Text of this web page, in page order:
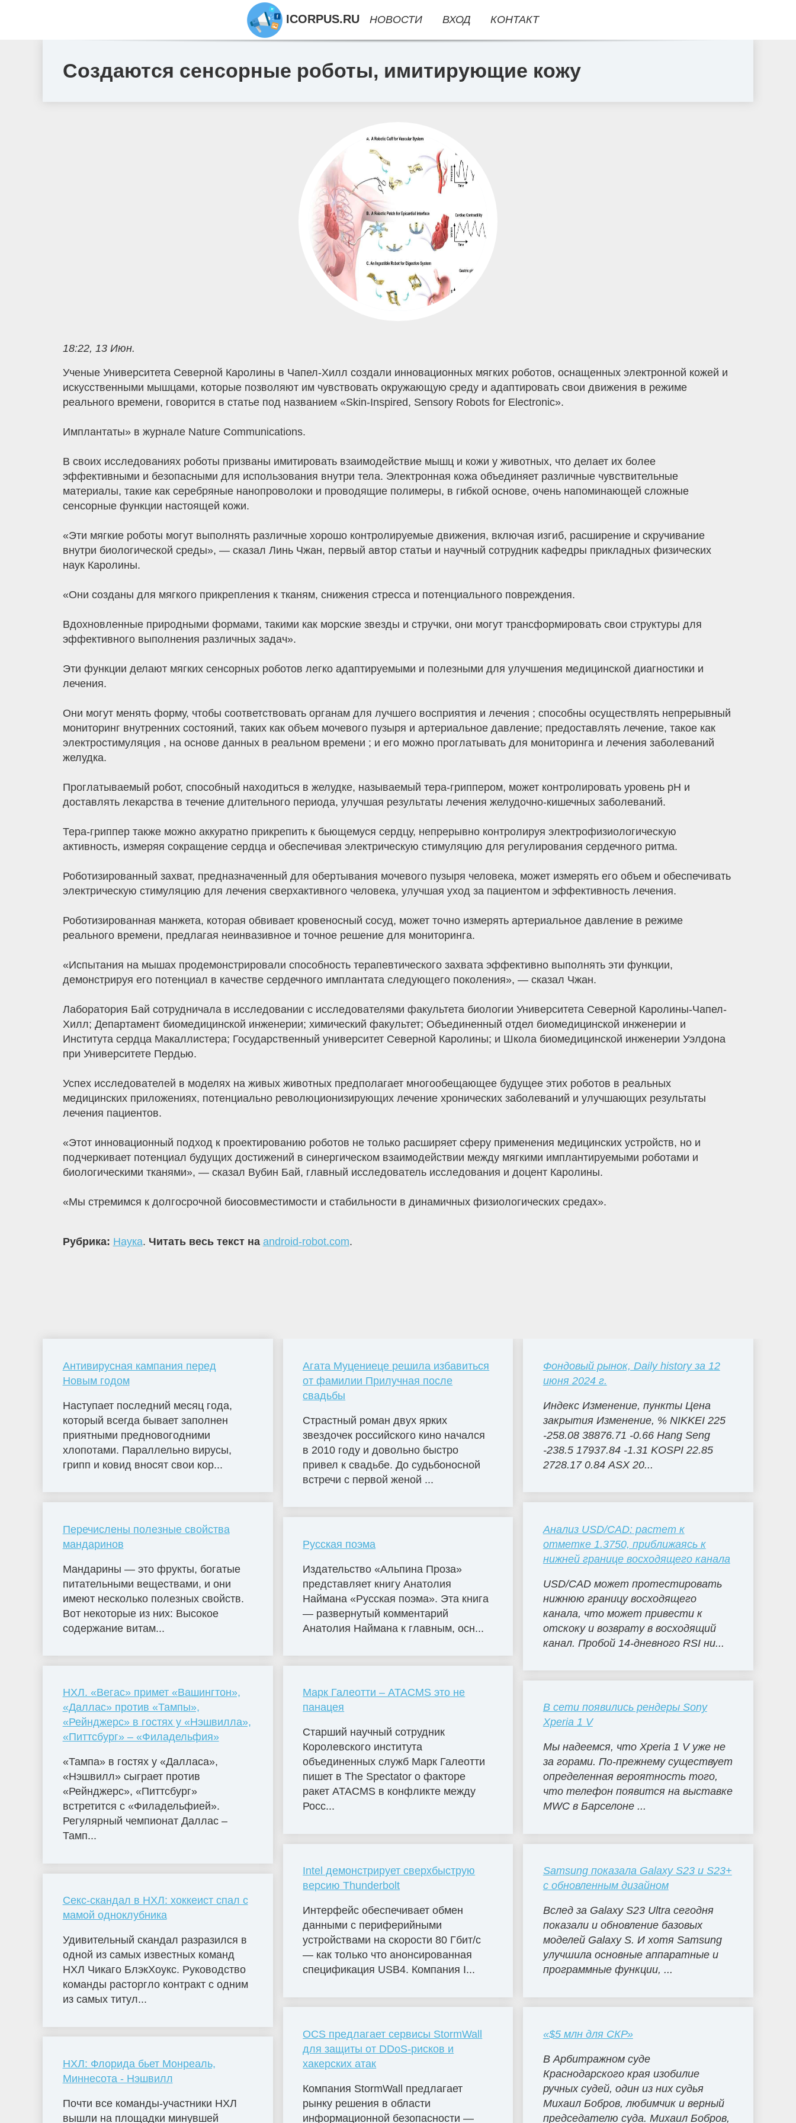
Создаются сенсорные роботы, имитирующие кожу
18:22, 13 Июн.
Ученые Университета Северной Каролины в Чапел-Хилл создали инновационных мягких роботов, оснащенных электронной кожей и
искусственными мышцами, которые позволяют им чувствовать окружающую среду и адаптировать свои движения в режиме
реального времени, говорится в статье под названием «Skin-Inspired, Sensory Robots for Electronic».
Имплантаты» в журнале Nature Communications.
В своих исследованиях роботы призваны имитировать взаимодействие мышц и кожи у животных, что делает их более
эффективными и безопасными для использования внутри тела. Электронная кожа объединяет различные чувствительные
материалы, такие как серебряные нанопроволоки и проводящие полимеры, в гибкой основе, очень напоминающей сложные
сенсорные функции настоящей кожи.
«Эти мягкие роботы могут выполнять различные хорошо контролируемые движения, включая изгиб, расширение и скручивание
внутри биологической среды», — сказал Линь Чжан, первый автор статьи и научный сотрудник кафедры прикладных физических
наук Каролины.
«Они созданы для мягкого прикрепления к тканям, снижения стресса и потенциального повреждения.
Вдохновленные природными формами, такими как морские звезды и стручки, они могут трансформировать свои структуры для
эффективного выполнения различных задач».
Эти функции делают мягких сенсорных роботов легко адаптируемыми и полезными для улучшения медицинской диагностики и
лечения.
Они могут менять форму, чтобы соответствовать органам для лучшего восприятия и лечения ; способны осуществлять непрерывный
мониторинг внутренних состояний, таких как объем мочевого пузыря и артериальное давление; предоставлять лечение, такое как
электростимуляция , на основе данных в реальном времени ; и его можно проглатывать для мониторинга и лечения заболеваний
желудка.
Проглатываемый робот, способный находиться в желудке, называемый тера-гриппером, может контролировать уровень pH и
доставлять лекарства в течение длительного периода, улучшая результаты лечения желудочно-кишечных заболеваний.
Тера-гриппер также можно аккуратно прикрепить к бьющемуся сердцу, непрерывно контролируя электрофизиологическую
активность, измеряя сокращение сердца и обеспечивая электрическую стимуляцию для регулирования сердечного ритма.
Роботизированный захват, предназначенный для обертывания мочевого пузыря человека, может измерять его объем и обеспечивать
электрическую стимуляцию для лечения сверхактивного человека, улучшая уход за пациентом и эффективность лечения.
Роботизированная манжета, которая обвивает кровеносный сосуд, может точно измерять артериальное давление в режиме
реального времени, предлагая неинвазивное и точное решение для мониторинга.
«Испытания на мышах продемонстрировали способность терапевтического захвата эффективно выполнять эти функции,
демонстрируя его потенциал в качестве сердечного имплантата следующего поколения», — сказал Чжан.
Лаборатория Бай сотрудничала в исследовании с исследователями факультета биологии Университета Северной Каролины-Чапел-
Хилл; Департамент биомедицинской инженерии; химический факультет; Объединенный отдел биомедицинской инженерии и
Института сердца Макаллистера; Государственный университет Северной Каролины; и Школа биомедицинской инженерии Уэлдона
при Университете Пердью.
Успех исследователей в моделях на живых животных предполагает многообещающее будущее этих роботов в реальных
медицинских приложениях, потенциально революционизирующих лечение хронических заболеваний и улучшающих результаты
лечения пациентов.
«Этот инновационный подход к проектированию роботов не только расширяет сферу применения медицинских устройств, но и
подчеркивает потенциал будущих достижений в синергическом взаимодействии между мягкими имплантируемыми роботами и
биологическими тканями», — сказал Вубин Бай, главный исследователь исследования и доцент Каролины.
«Мы стремимся к долгосрочной биосовместимости и стабильности в динамичных физиологических средах».
Рубрика: Наука. Читать весь текст на android-robot.com.
Антивирусная кампания перед
Новым годом
Наступает последний месяц года,
который всегда бывает заполнен
приятными предновогодними
хлопотами. Параллельно вирусы,
грипп и ковид вносят свои кор...
Перечислены полезные свойства
мандаринов
Мандарины — это фрукты, богатые
питательными веществами, и они
имеют несколько полезных свойств.
Вот некоторые из них: Высокое
содержание витам...
НХЛ. «Вегас» примет «Вашингтон»,
«Даллас» против «Тампы»,
«Рейнджерс» в гостях у «Нэшвилла»,
«Питтсбург» – «Филадельфия»
«Тампа» в гостях у «Далласа»,
«Нэшвилл» сыграет против
«Рейнджерс», «Питтсбург»
встретится с «Филадельфией».
Регулярный чемпионат Даллас –
Тамп...
Секс-скандал в НХЛ: хоккеист спал с
мамой одноклубника
Удивительный скандал разразился в
одной из самых известных команд
НХЛ Чикаго БлэкХоукс. Руководство
команды расторгло контракт с одним
из самых титул...
НХЛ: Флорида бьет Монреаль,
Миннесота - Нэшвилл
Почти все команды-участники НХЛ
вышли на площадки минувшей
Агата Муцениеце решила избавиться
от фамилии Прилучная после
свадьбы
Страстный роман двух ярких
звездочек российского кино начался
в 2010 году и довольно быстро
привел к свадьбе. До судьбоносной
встречи с первой женой ...
Русская поэма
Издательство «Альпина Проза»
представляет книгу Анатолия
Наймана «Русская поэма». Эта книга
— развернутый комментарий
Анатолия Наймана к главным, осн...
Марк Галеотти – ATACMS это не
панацея
Старший научный сотрудник
Королевского института
объединенных служб Марк Галеотти
пишет в The Spectator о факторе
ракет ATACMS в конфликте между
Росс...
Intel демонстрирует сверхбыструю
версию Thunderbolt
Интерфейс обеспечивает обмен
данными с периферийными
устройствами на скорости 80 Гбит/с
— как только что анонсированная
спецификация USB4. Компания I...
OCS предлагает сервисы StormWall
для защиты от DDoS-рисков и
хакерских атак
Компания StormWall предлагает
рынку решения в области
информационной безопасности —
Фондовый рынок, Daily history за 12
июня 2024 г.
Индекс Изменение, пункты Цена
закрытия Изменение, % NIKKEI 225
-258.08 38876.71 -0.66 Hang Seng
-238.5 17937.84 -1.31 KOSPI 22.85
2728.17 0.84 ASX 20...
Анализ USD/CAD: растет к
отметке 1.3750, приближаясь к
нижней границе восходящего канала
USD/CAD может протестировать
нижнюю границу восходящего
канала, что может привести к
отскоку и возврату в восходящий
канал. Пробой 14-дневного RSI ни...
В сети появились рендеры Sony
Xperia 1 V
Мы надеемся, что Xperia 1 V уже не
за горами. По-прежнему существует
определенная вероятность того,
что телефон появится на выставке
MWC в Барселоне ...
Samsung показала Galaxy S23 и S23+
с обновленным дизайном
Вслед за Galaxy S23 Ultra сегодня
показали и обновление базовых
моделей Galaxy S. И хотя Samsung
улучшила основные аппаратные и
программные функции, ...
«$5 млн для СКР»
В Арбитражном суде
Краснодарского края изобилие
ручных судей, один из них судья
Михаил Бобров, любимчик и верный
председателю суда. Михаил Бобров,
ICORPUS.RU НОВОСТИ ВХОД КОНТАКТ